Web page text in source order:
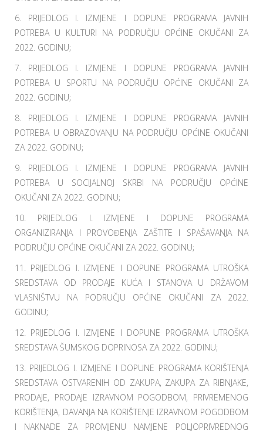
6. PRIJEDLOG I. IZMJENE I DOPUNE PROGRAMA JAVNIH
POTREBA U KULTURI NA PODRUČJU OPĆINE OKUČANI ZA
2022. GODINU;
7. PRIJEDLOG I. IZMJENE I DOPUNE PROGRAMA JAVNIH
POTREBA U SPORTU NA PODRUČJU OPĆINE OKUČANI ZA
2022. GODINU;
8. PRIJEDLOG I. IZMJENE I DOPUNE PROGRAMA JAVNIH
POTREBA U OBRAZOVANJU NA PODRUČJU OPĆINE OKUČANI
ZA 2022. GODINU;
9. PRIJEDLOG I. IZMJENE I DOPUNE PROGRAMA JAVNIH
POTREBA U SOCIJALNOJ SKRBI NA PODRUČJU OPĆINE
OKUČANI ZA 2022. GODINU;
10. PRIJEDLOG I. IZMJENE I DOPUNE PROGRAMA
ORGANIZIRANJA I PROVOĐENJA ZAŠTITE I SPAŠAVANJA NA
PODRUČJU OPĆINE OKUČANI ZA 2022. GODINU;
11. PRIJEDLOG I. IZMJENE I DOPUNE PROGRAMA UTROŠKA
SREDSTAVA OD PRODAJE KUĆA I STANOVA U DRŽAVOM
VLASNIŠTVU NA PODRUČJU OPĆINE OKUČANI ZA 2022.
GODINU;
12. PRIJEDLOG I. IZMJENE I DOPUNE PROGRAMA UTROŠKA
SREDSTAVA ŠUMSKOG DOPRINOSA ZA 2022. GODINU;
13. PRIJEDLOG I. IZMJENE I DOPUNE PROGRAMA KORIŠTENJA
SREDSTAVA OSTVARENIH OD ZAKUPA, ZAKUPA ZA RIBNJAKE,
PRODAJE, PRODAJE IZRAVNOM POGODBOM, PRIVREMENOG
KORIŠTENJA, DAVANJA NA KORIŠTENJE IZRAVNOM POGODBOM
I NAKNADE ZA PROMJENU NAMJENE POLJOPRIVREDNOG